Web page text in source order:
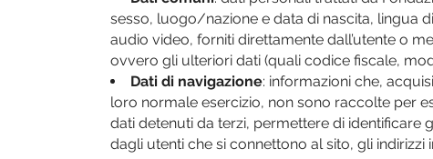
sesso, luogo/nazione e data di nascita, lingua
audio video, forniti direttamente dall’utente o
ovvero gli ulteriori dati (quali codice fiscale,
Dati di navigazione: informazioni che,
loro normale esercizio, non sono raccolte per
dati detenuti da terzi, permettere di identificare
dagli utenti che si connettono al sito, gli indirizzi